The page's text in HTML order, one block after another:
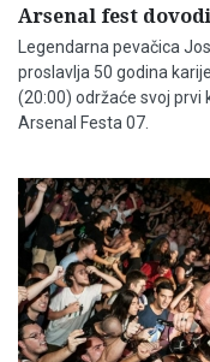
Arsenal fest
Legendarna pevačica
proslavlja 50 godina
(20:00) održaće svoj prvi
Arsenal Festa 07.